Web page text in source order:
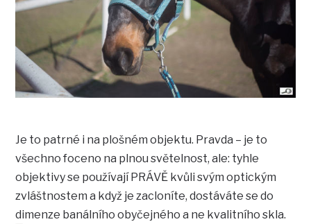
Je to patrné i na plošném objektu. Pravda – je to
všechno foceno na plnou světelnost, ale: tyhle
objektivy se používají PRÁVĚ kvůli svým optickým
zvláštnostem a když je zacloníte, dostáváte se do
dimenze banálního obyčejného a ne kvalitního skla.